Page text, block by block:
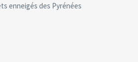
enneigés des Pyrénées